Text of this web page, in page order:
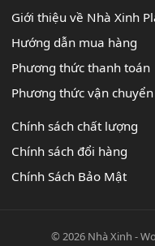
Giới thiệu về Nhà Xinh
Hướng dẫn mua hàng
Phương thức thanh toán
Phương thức vận chuyển
Chính sách chất lượng
Chính sách đổi hàng
Chính Sách Bảo Mật
© 2026 Nhà Xinh -